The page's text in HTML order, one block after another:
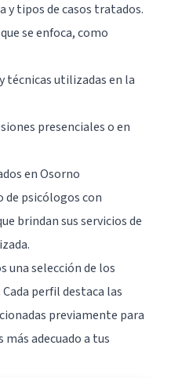
y tipos de casos tratados.
se enfoca, como
técnicas utilizadas en la
presenciales o en
en Osorno
de psicólogos con
brindan sus servicios de
una selección de los
perfil destaca las
previamente para
adecuado a tus